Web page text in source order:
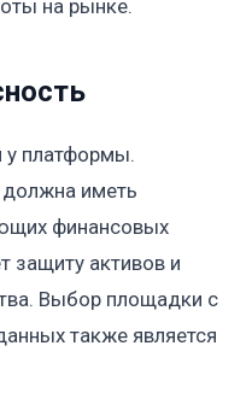
на рынке.
у платформы.
иметь
финансовых
защиту активов и
Выбор площадки с
также является